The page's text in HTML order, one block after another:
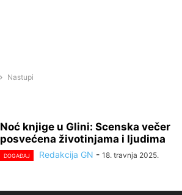
Nastupi
Noć knjige u Glini: Scenska večer
posvećena životinjama i ljudima
DOGAĐAJ Redakcija GN - 18. travnja 2025.